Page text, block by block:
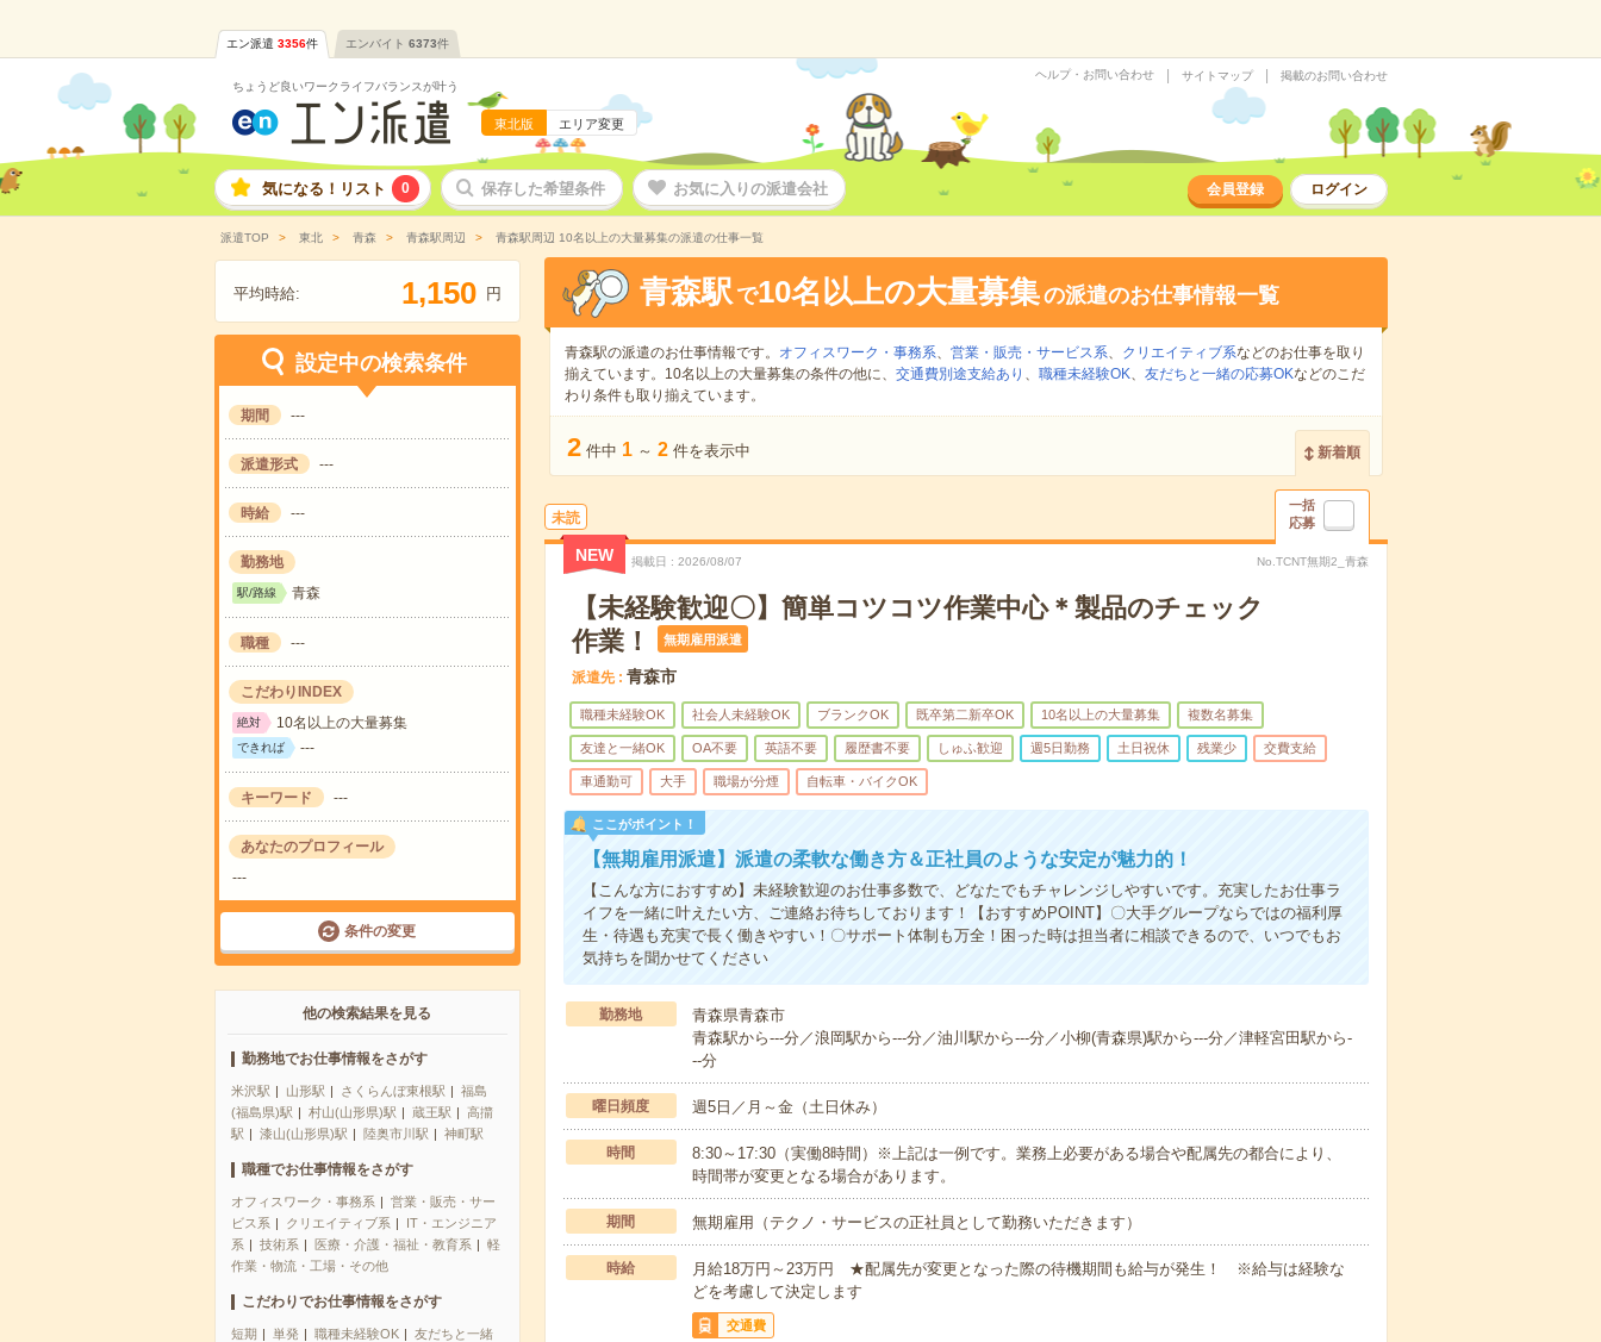
エン派遣 3356件 エンバイト 6373件
ちょうど良いワークライフバランスが叶う
東北版 エリア変更
ヘルプ・お問い合わせ サイトマップ 掲載のお問い合わせ
気になる！リスト 0 保存した希望条件 お気に入りの派遣会社 会員登録 ログイン
派遣TOP 東北 青森 青森駅周辺 青森駅周辺 10名以上の大量募集の派遣の仕事一覧
平均時給: 1,150 円
設定中の検索条件
期間 ---
派遣形式 ---
時給 ---
勤務地
駅/路線 青森
職種 ---
こだわりINDEX
絶対 10名以上の大量募集
できれば ---
キーワード ---
あなたのプロフィール
---
条件の変更
他の検索結果を見る
勤務地でお仕事情報をさがす
米沢駅 山形駅 さくらんぼ東根駅
福島
(福島県)駅
村山(山形県)駅 蔵王駅
高擶
駅
漆山(山形県)駅 陸奥市川駅 神町駅
職種でお仕事情報をさがす
オフィスワーク・事務系
営業・販売・サー
ビス系
クリエイティブ系
IT・エンジニア
系
技術系 医療・介護・福祉・教育系
軽
作業・物流・工場・その他
こだわりでお仕事情報をさがす
短期 単発 職種未経験OK
友だちと一緒
青森駅 で10名以上の大量募集の派遣のお仕事情報一覧
青森駅の派遣のお仕事情報です。 オフィスワーク・事務系、 営業・販売・サービス系、 クリエイティブ系などのお仕事を取り
揃えています。10名以上の大量募集の条件の他に、 交通費別途支給あり 、 職種未経験OK、 友だちと一緒の応募OKなどのこだ
わり条件も取り揃えています。
2 件中 1 ～ 2 件を表示中 新着順
未読
一括
応募
NEW 掲載日 2026/08/07 No.TCNT無期2_青森
【未経験歓迎〇】簡単コツコツ作業中心＊製品のチェック
作業！
無期雇用派遣
派遣先 青森市
職種未経験OK 社会人未経験OK ブランクOK 既卒第二新卒OK 10名以上の大量募集 複数名募集
友達と一緒OK OA不要 英語不要 履歴書不要 しゅふ歓迎 週5日勤務 土日祝休 残業少 交費支給
車通勤可 大手 職場が分煙 自転車・バイクOK
ここがポイント！
【無期雇用派遣】派遣の柔軟な働き方＆正社員のような安定が魅力的！
【こんな方におすすめ】未経験歓迎のお仕事多数で、どなたでもチャレンジしやすいです。充実したお仕事ラ
イフを一緒に叶えたい方、ご連絡お待ちしております！【おすすめPOINT】〇大手グループならではの福利厚
生・待遇も充実で長く働きやすい！〇サポート体制も万全！困った時は担当者に相談できるので、いつでもお
気持ちを聞かせてください
勤務地
青森県青森市
青森駅から---分／浪岡駅から---分／油川駅から---分／小柳(青森県)駅から---分／津軽宮田駅から-
--分
曜日頻度 週5日／月～金（土日休み）
時間
8:30～17:30（実働8時間）※上記は一例です。業務上必要がある場合や配属先の都合により、
時間帯が変更となる場合があります。
期間 無期雇用（テクノ・サービスの正社員として勤務いただきます）
時給
月給18万円～23万円 ★配属先が変更となった際の待機期間も給与が発生！ ※給与は経験な
どを考慮して決定します
交通費